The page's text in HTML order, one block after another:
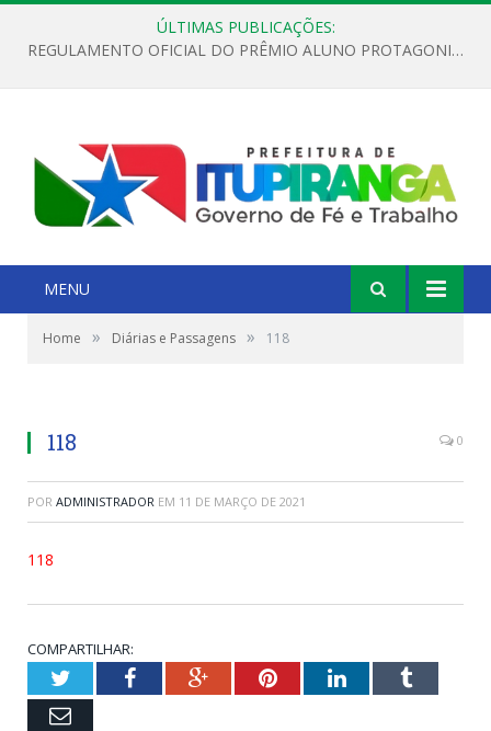
ÚLTIMAS PUBLICAÇÕES:
REGULAMENTO OFICIAL DO PRÊMIO ALUNO PROTAGONISTA – EDIÇÃO 2026
MENU
Home » Diárias e Passagens » 118
118 0
POR ADMINISTRADOR EM 11 DE MARÇO DE 2021
118
COMPARTILHAR:
TwitterFacebookGoogle+PinterestLinkedInTumblr
Email